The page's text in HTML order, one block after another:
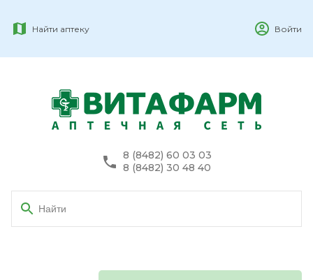
Найти аптеку Войти
8 (8482) 60 03 03
8 (8482) 30 48 40